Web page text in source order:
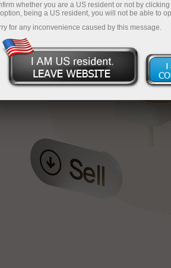
whether you are a US resident or not by
being a US resident, you will not be able to
for any inconvenience caused by this message.